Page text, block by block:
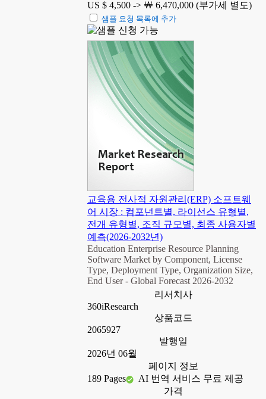
US $ 4,500 -> ￦ 6,470,000 (부가세 별도)
샘플 요청 목록에 추가
교육용 전사적 자원관리(ERP) 소프트웨
어 시장 : 컴포넌트별, 라이선스 유형별,
전개 유형별, 조직 규모별, 최종 사용자별
예측(2026-2032년)
Education Enterprise Resource Planning
Software Market by Component, License
Type, Deployment Type, Organization Size,
End User - Global Forecast 2026-2032
리서치사
360iResearch
상품코드
2065927
발행일
2026년 06월
페이지 정보
189 Pages
AI 번역 서비스 무료 제공
가격